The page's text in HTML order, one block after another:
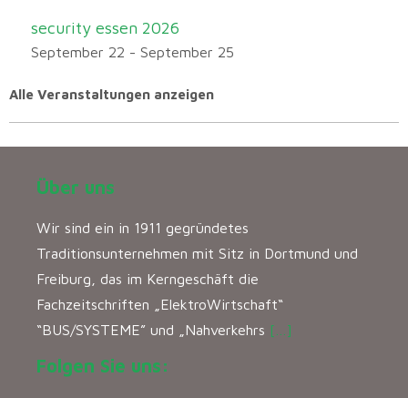
security essen 2026
September 22 - September 25
Alle Veranstaltungen anzeigen
Über uns
Wir sind ein in 1911 gegründetes
Traditionsunternehmen mit Sitz in Dortmund und
Freiburg, das im Kerngeschäft die
Fachzeitschriften „ElektroWirtschaft“
“BUS/SYSTEME” und „Nahverkehrs […]
Folgen Sie uns: